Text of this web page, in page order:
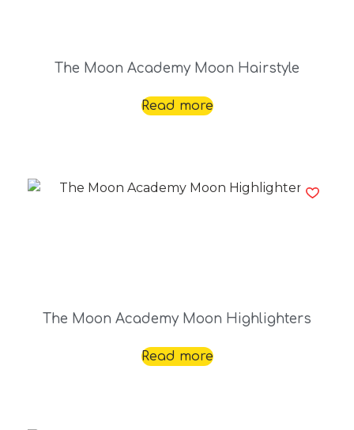
The Moon Academy Moon Hairstyle
Read more
The Moon Academy Moon Highlighters
Read more